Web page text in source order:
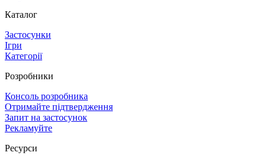
Каталог
Застосунки
Ігри
Категорії
Розробники
Консоль розробника
Отримайте підтвердження
Запит на застосунок
Рекламуйте
Ресурси